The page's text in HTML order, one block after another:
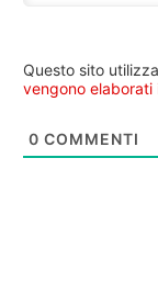
Questo sito
vengono
0 COMMENTI